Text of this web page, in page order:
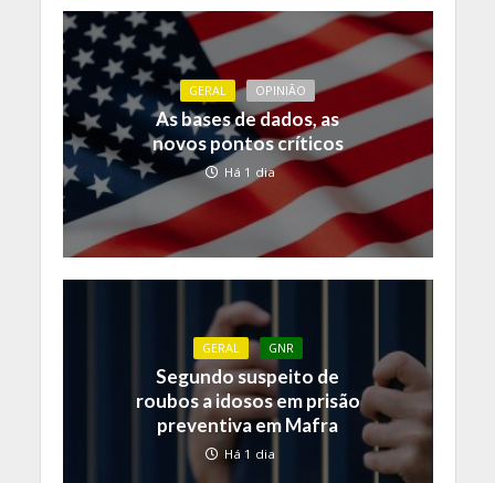
GERAL OPINIÃO
As bases de dados, as
novos pontos críticos
Há 1 dia
GERAL GNR
Segundo suspeito de
roubos a idosos em prisão
preventiva em Mafra
Há 1 dia